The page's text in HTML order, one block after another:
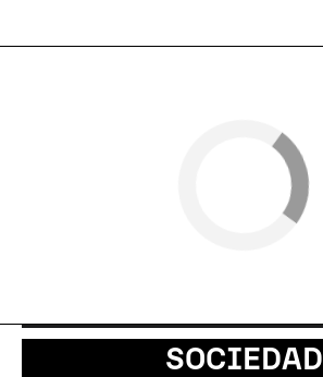
SOCIEDAD